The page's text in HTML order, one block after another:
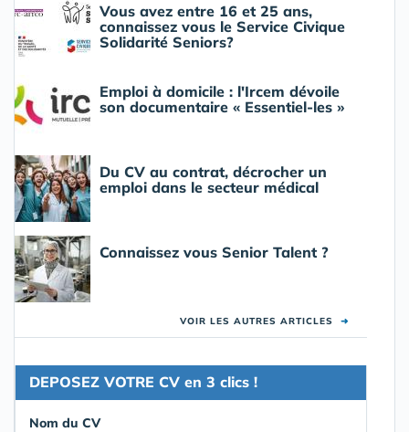
Vous avez entre 16 et 25 ans,
connaissez vous le Service Civique
Solidarité Seniors?
Emploi à domicile : l'Ircem dévoile
son documentaire « Essentiel-les »
Du CV au contrat, décrocher un
emploi dans le secteur médical
Connaissez vous Senior Talent ?
VOIR LES AUTRES ARTICLES ➜
DEPOSEZ VOTRE CV en 3 clics !
Nom du CV